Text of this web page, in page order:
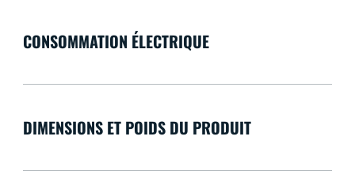
CONSOMMATION ÉLECTRIQUE
DIMENSIONS ET POIDS DU PRODUIT